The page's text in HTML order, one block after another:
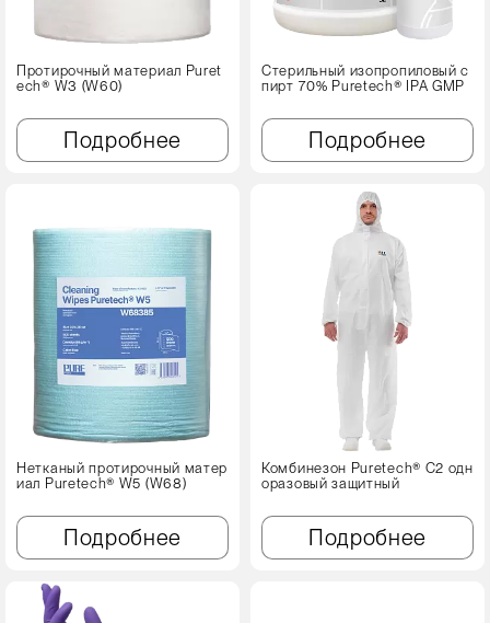
Протирочный материал Puret
ech® W3 (W60)
Подробнее
Стерильный изопропиловый с
пирт 70% Puretech® IPA GMP
Подробнее
Нетканый протирочный матер
иал Puretech® W5 (W68)
Подробнее
Комбинезон Puretech® C2 одн
оразовый защитный
Подробнее